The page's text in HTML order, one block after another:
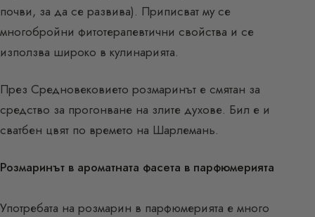
почви, за да се развива). Приписват му се
многобройни фитотерапевтични свойства и се
използва широко в кулинарията.
През Средновековието розмаринът е смятан за
средство за прогонване на злите духове. Бил е и
сватбен цвят по времето на Шарлемань.
Розмаринът в ароматната фасета в парфюмерията
Употребата на розмарин в парфюмерията е много